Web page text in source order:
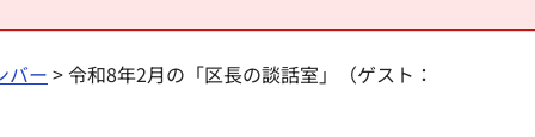
バー > 令和8年2月の「区長の談話室」（ゲスト：